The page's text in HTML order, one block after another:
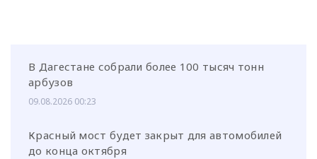
В Дагестане собрали более 100 тысяч тонн
арбузов
09.08.2026 00:23
Красный мост будет закрыт для автомобилей
до конца октября